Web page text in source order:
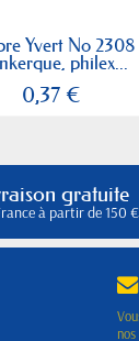
Yvert No 2308
philex...
0,37 €
gratuite
à partir de 150